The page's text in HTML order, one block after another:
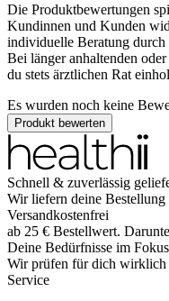
Die Produktbewertungen
Kundinnen und Kunden
individuelle Beratung
Bei länger anhaltenden
du stets ärztlichen Rat
Es wurden noch keine
Produkt bewerten
Schnell & zuverlässig
Wir liefern deine Bestellung
Versandkostenfrei
ab 25 € Bestellwert.
Deine Bedürfnisse im Fokus
Wir prüfen für dich wirklich
Service